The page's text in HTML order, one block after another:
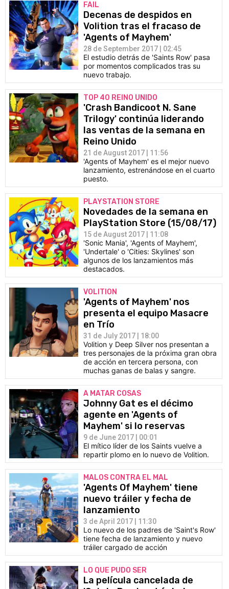
FAIL
Decenas de despidos en
Volition tras el fracaso de
'Agents of Mayhem'
28 de September 2017 | 02:45
El estudio detrás de 'Saints Row' pasa
por momentos complicados tras su
nuevo trabajo.
TOP 40 REINO UNIDO
'Crash Bandicoot N. Sane
Trilogy' continúa liderando
las ventas de la semana en
Reino Unido
21 de August 2017 | 11:56
'Agents of Mayhem' es el mejor nuevo
lanzamiento, estrenándose en el cuarto
puesto.
PLAYSTATION STORE
Novedades de la semana en
PlayStation Store (15/08/17)
15 de August 2017 | 11:08
'Sonic Mania', 'Agents of Mayhem',
'Undertale' o 'Cities: Skylines' son
algunos de los lanzamientos más
destacados.
VOLITION
'Agents of Mayhem' nos
presenta el equipo Masacre
en Trío
31 de July 2017 | 18:00
Volition y Deep Silver nos presentan a
tres personajes de la próxima gran obra
de acción en tercera persona, con
muchas ganas de balas y sangre.
A MATAR COSAS
Johnny Gat es el décimo
agente en 'Agents of
Mayhem' si lo reservas
9 de June 2017 | 00:01
El mítico líder de los Saints vuelve a
repartir plomo en lo nuevo de Volition.
MALOS CONTRA EL MAL
'Agents Of Mayhem' tiene
nuevo tráiler y fecha de
lanzamiento
3 de April 2017 | 11:30
Lo nuevo de los padres de 'Saint's Row'
tiene fecha de lanzamiento y nuevo
tráiler cargado de acción
LO QUE PUDO SER
La película cancelada de